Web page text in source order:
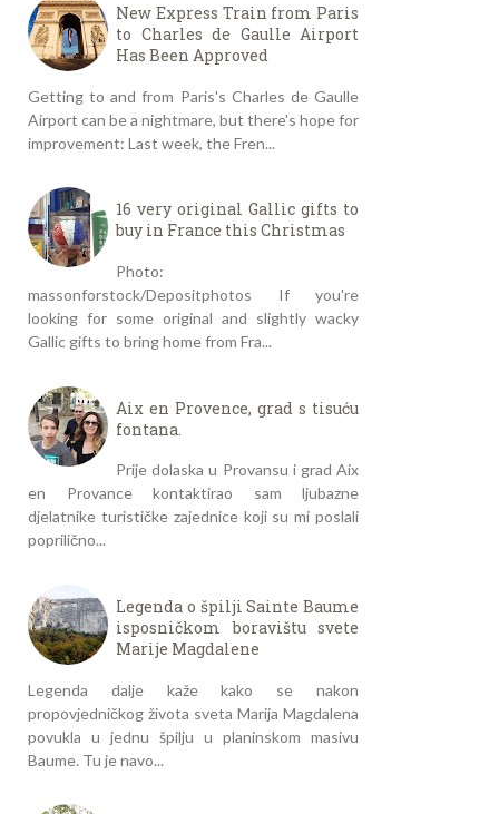
New Express Train from Paris
to Charles de Gaulle Airport
Has Been Approved
Getting to and from Paris's Charles de Gaulle
Airport can be a nightmare, but there's hope for
improvement: Last week, the Fren...
16 very original Gallic gifts to
buy in France this Christmas
Photo:
massonforstock/Depositphotos If you're
looking for some original and slightly wacky
Gallic gifts to bring home from Fra...
Aix en Provence, grad s tisuću
fontana.
Prije dolaska u Provansu i grad Aix
en Provance kontaktirao sam ljubazne
djelatnike turističke zajednice koji su mi poslali
poprilično...
Legenda o špilji Sainte Baume
isposničkom boravištu svete
Marije Magdalene
Legenda dalje kaže kako se nakon
propovjedničkog života sveta Marija Magdalena
povukla u jednu špilju u planinskom masivu
Baume. Tu je navo...